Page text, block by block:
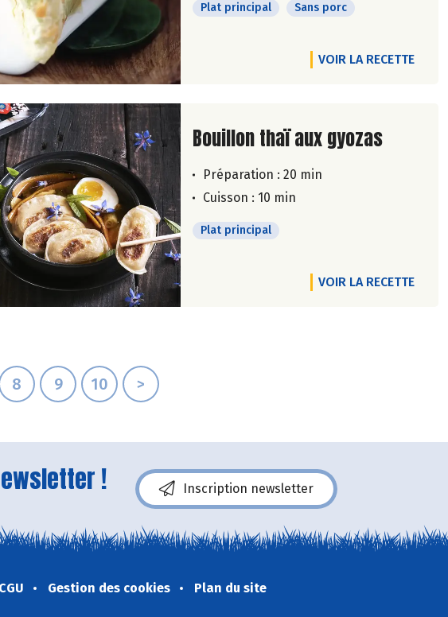
Plat principal Sans porc
VOIR LA RECETTE
Lire la suite de la recette
Bouillon thaï aux gyozas
Préparation : 20 min
Cuisson : 10 min
Plat principal
VOIR LA RECETTE
8 9 10 >
! Inscription newsletter
CGU Gestion des cookies Plan du site